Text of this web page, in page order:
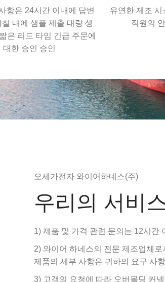
항은 24시간 이내에 답변
내에 샘플 제출 대량 생
은 리드 타임 긴급 주문에
대한 승인 승인
유연한 제조 시
직원의
오세가전자 와이어하네스(주)
우리의 서비
1) 제품 및 가격 관련 문의는 12시간
2) 와이어 하네스의 전문 제조업체
제품의 세부 사항은 귀하의 요구 사
3) 고객의 요청에 따라 오버몰딩 커